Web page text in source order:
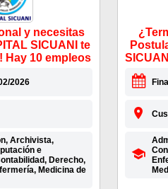
y necesitas
SICUANI te
Hay 10 empleos
2026
Archivista,
e
Derecho,
Medicina de